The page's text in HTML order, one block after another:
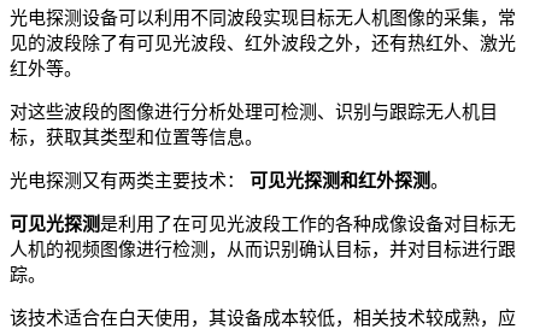
光电探测设备可以利用不同波段实现目标无人机图像的采集，常
见的波段除了有可见光波段、红外波段之外，还有热红外、激光
红外等。
对这些波段的图像进行分析处理可检测、识别与跟踪无人机目
标，获取其类型和位置等信息。
光电探测又有两类主要技术： 可见光探测和红外探测。
可见光探测是利用了在可见光波段工作的各种成像设备对目标无
人机的视频图像进行检测，从而识别确认目标，并对目标进行跟
踪。
该技术适合在白天使用，其设备成本较低，相关技术较成熟，应